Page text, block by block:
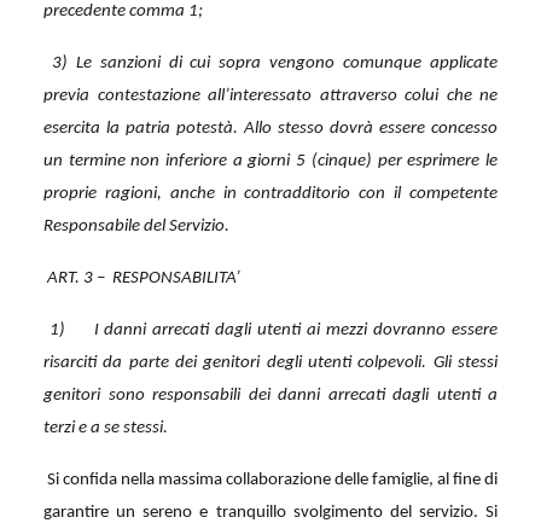
precedente comma 1;
3) Le sanzioni di cui sopra vengono comunque applicate
previa contestazione all’interessato attraverso colui che ne
esercita la patria potestà. Allo stesso dovrà essere concesso
un termine non inferiore a giorni 5 (cinque) per esprimere le
proprie ragioni, anche in contradditorio con il competente
Responsabile del Servizio.
ART. 3 – RESPONSABILITA’
1)
I danni arrecati dagli utenti ai mezzi dovranno essere
risarciti da parte dei genitori degli utenti colpevoli. Gli stessi
genitori sono responsabili dei danni arrecati dagli utenti a
terzi e a se stessi.
Si confida nella massima collaborazione delle famiglie, al fine di
garantire un sereno e tranquillo svolgimento del servizio. Si